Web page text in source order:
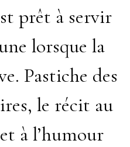
prêt à servir
lorsque la
Pastiche des
le récit au
à l’humour